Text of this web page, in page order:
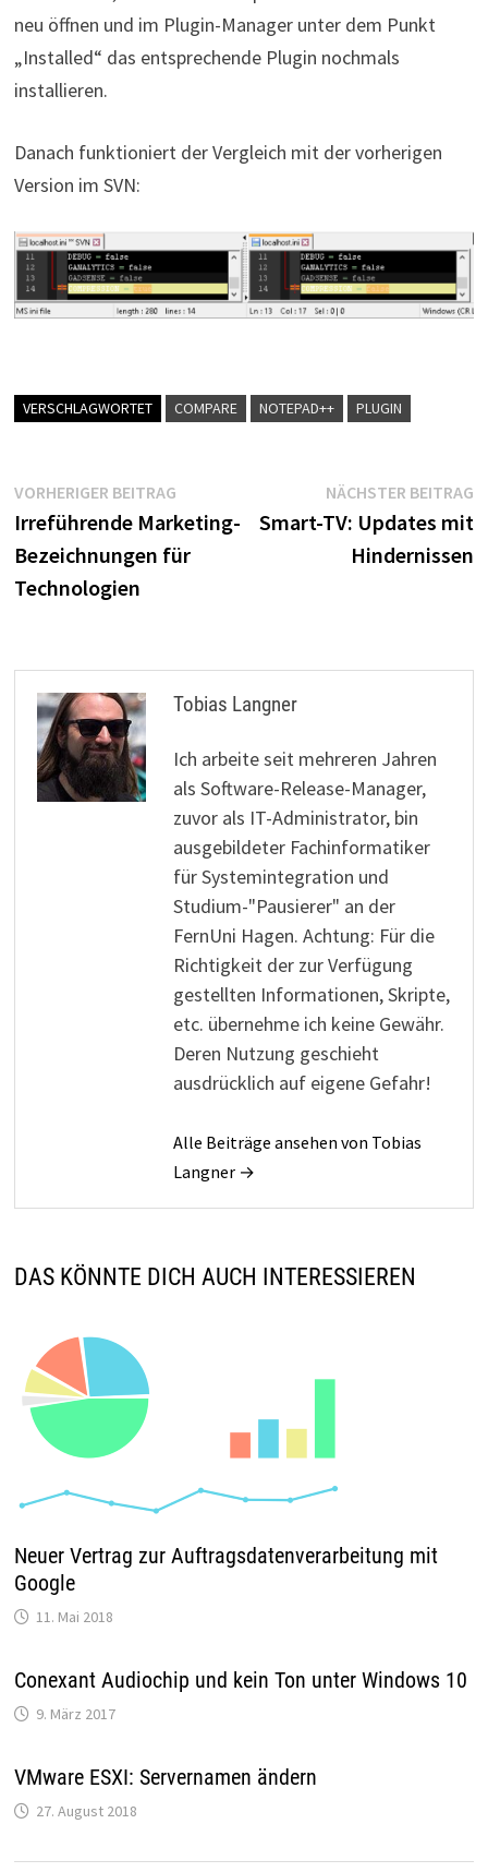
neu öffnen und im Plugin-Manager unter dem Punkt
„Installed“ das entsprechende Plugin nochmals
installieren.
Danach funktioniert der Vergleich mit der vorherigen
Version im SVN:
VERSCHLAGWORTET COMPARE NOTEPAD++ PLUGIN
Beitragsnavigation
VORHERIGER BEITRAGVorheriger
Beitrag:
Irreführende Marketing-
Bezeichnungen für
Technologien
NÄCHSTER BEITRAG
Smart-TV: Updates mit
Hindernissen
Tobias Langner
Ich arbeite seit mehreren Jahren
als Software-Release-Manager,
zuvor als IT-Administrator, bin
ausgebildeter Fachinformatiker
für Systemintegration und
Studium-"Pausierer" an der
FernUni Hagen. Achtung: Für die
Richtigkeit der zur Verfügung
gestellten Informationen, Skripte,
etc. übernehme ich keine Gewähr.
Deren Nutzung geschieht
ausdrücklich auf eigene Gefahr!
Alle Beiträge ansehen von Tobias
Langner →
DAS KÖNNTE DICH AUCH INTERESSIEREN
Neuer Vertrag zur Auftragsdatenverarbeitung mit
Google
11. Mai 2018
Conexant Audiochip und kein Ton unter Windows 10
9. März 2017
VMware ESXI: Servernamen ändern
27. August 2018